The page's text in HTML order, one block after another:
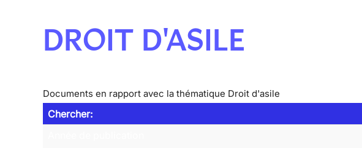
DROIT D'ASILE
Documents en rapport avec la thématique Droit d'asile
Chercher: